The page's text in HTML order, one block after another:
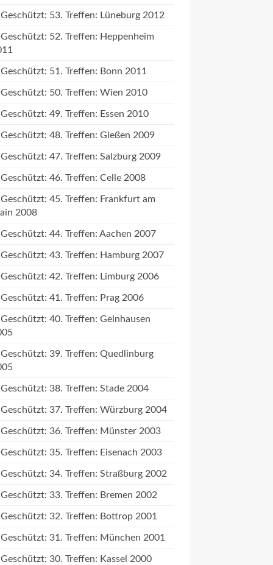
Geschützt: 53. Treffen: Lüneburg 2012
Geschützt: 52. Treffen: Heppenheim
Geschützt: 51. Treffen: Bonn 2011
Geschützt: 50. Treffen: Wien 2010
Geschützt: 49. Treffen: Essen 2010
Geschützt: 48. Treffen: Gießen 2009
Geschützt: 47. Treffen: Salzburg 2009
Geschützt: 46. Treffen: Celle 2008
Geschützt: 45. Treffen: Frankfurt am
2008
Geschützt: 44. Treffen: Aachen 2007
Geschützt: 43. Treffen: Hamburg 2007
Geschützt: 42. Treffen: Limburg 2006
Geschützt: 41. Treffen: Prag 2006
Geschützt: 40. Treffen: Gelnhausen
Geschützt: 39. Treffen: Quedlinburg
Geschützt: 38. Treffen: Stade 2004
Geschützt: 37. Treffen: Würzburg 2004
Geschützt: 36. Treffen: Münster 2003
Geschützt: 35. Treffen: Eisenach 2003
Geschützt: 34. Treffen: Straßburg 2002
Geschützt: 33. Treffen: Bremen 2002
Geschützt: 32. Treffen: Bottrop 2001
Geschützt: 31. Treffen: München 2001
Geschützt: 30. Treffen: Kassel 2000